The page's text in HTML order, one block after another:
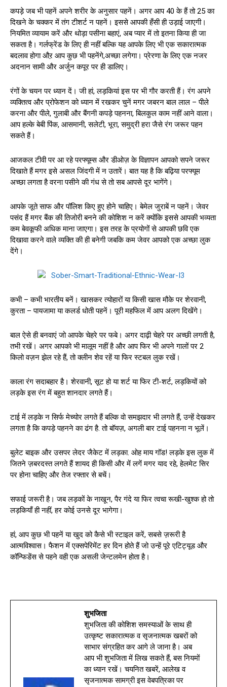
कपड़े जब भी पहनें अपने शरीर के अनुसार पहनें। अगर आप 40 के हैं तो 25 का
दिखने के चक्कर में तंग टीशर्ट न पहनें। इससे आपकी हँसी ही उड़ाई जाएगी।
नियमित व्यायाम करें और थोड़ा पसीना बहाएं, अब प्यार में तो इतना किया ही जा
सकता है। गर्लफ्रेंड के लिए ही नहीं बल्कि यह आपके लिए भी एक सकारात्मक
बदलाव होगा औऱ आप कुछ भी पहनेंगे,अच्छा लगेगा। प्रेरणा के लिए एक नजर
अदनान सामी और अर्जुन कपूर पर ही डालिए।
रंगों के चयन पर ध्यान दें। जी हां, लड़कियां इस पर भी गौर करती हैं। रंग अपने
व्यक्तित्व और प्रोफेशन को ध्यान में रखकर चुनें मगर जबरन बाल लाल – पीले
करना और पीले, गुलाबी और बैंगनी कपड़े पहनना, बिलकुल काम नहीं आने वाला।
आप हल्के बेबी पिंक, आसमानी, सलेटी, भूरा, समुद्री हरा जैसे रंग जरूर पहन
सकते हैं।
आजकल टीवी पर आ रहे परफ्यूम्स और डीओज़ के विज्ञापन आपको सपने जरूर
दिखाते हैं मगर इसे असल जिंदगी में न उतारें। बात यह है कि बढ़िया परफ्यूम
अच्छा लगता है वरना पसीने की गंध से तो सब आपसे दूर भागेंगे।
आपके जूते साफ और पॉलिश किए हुए होने चाहिए। बेमेल जुराबें न पहनें। जेवर
पसंद हैं मगर बैंक की तिजोरी बनने की कोशिश न करें क्योंकि इससे आपकी भव्यता
कम बेवकूफी अधिक माना जाएगा। इस तरह के प्रयोगों से आपकी छवि एक
दिखावा करने वाले व्यक्ति की ही बनेगी जबकि कम जेवर आपको एक अच्छा लुक
देंगे।
कभी – कभी भारतीय बनें। खासकर त्योहारों या किसी खास मौके पर शेरवानी,
कुरता – पायजामा या कलर्ड धोती पहनें। पूरी महफिल में आप अलग दिखेंगे।
बाल ऐसे ही बनवाएं जो आपके चेहरे पर फबे। अगर दाढ़ी चेहरे पर अच्छी लगती है,
तभी रखें। अगर आपको भी मालूम नहीं है और आप फिर भी अपने गालों पर 2
किलो वज़न झेल रहे हैं, तो क्लीन शेव रहें या फिर स्टबल लुक रखें।
काला रंग सदाबहार है। शेरवानी, सूट हो या शर्ट या फिर टी-शर्ट, लड़कियों को
लड़के इस रंग में बहुत शानदार लगते हैं।
टाई में लड़के न सिर्फ मेच्योर लगते हैं बल्कि वो समझदार भी लगते हैं, उन्हें देखकर
लगता है कि कपड़े पहनने का ढंग है. तो बॉयज़, अगली बार टाई पहनना न भूलें।
बुलेट बाइक और उसपर लेदर जैकेट में लड़का. ओह माय गॉड! लड़के इस लुक में
जितने ज़बरदस्त लगते हैं शायद ही किसी और में लगें मगर याद रहे, हेलमेट सिर
पर होना चाहिए और तेज रफ्तार से बचें।
सफाई जरूरी है। जब लड़कों के नाखून, पैर गंदे या फिर त्वचा रूखी-खुश्क हो तो
लड़कियाँ ही नहीं, हर कोई उनसे दूर भागेगा।
हां, आप कुछ भी पहनें या खुद को कैसे भी स्टाइल करें, सबसे ज़रूरी है
आत्मविश्वास। फैशन में एक्सपेरिमेंट हर दिन होते हैं जो उन्हें पूरे एटिट्यूड और
कॉन्फिडेंस से पहने वही एक असली जेन्टलमेन होता है।
शुभजिता
शुभजिता की कोशिश समस्याओं के साथ ही
उत्कृष्ट सकारात्मक व सृजनात्मक खबरों को
साभार संग्रहित कर आगे ले जाना है। अब
आप भी शुभजिता में लिख सकते हैं, बस नियमों
का ध्यान रखें। चयनित खबरें, आलेख व
सृजनात्मक सामग्री इस वेबपत्रिका पर